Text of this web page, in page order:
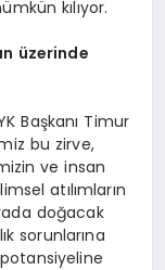
kılıyor.
üzerinde
Başkanı Timur
bu zirve,
ve insan
atılımların
doğacak
sorunlarına